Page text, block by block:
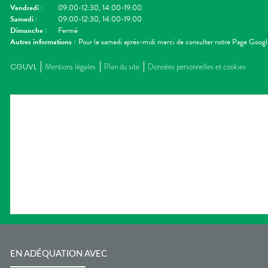
Vendredi :
09:00-12:30, 14:00-19:00
Samedi :
09:00-12:30, 14:00-19:00
Dimanche :
Fermé
Autres informations : Pour le samedi après-midi merci de consulter notre Page
CGUVL Mentions légales Plan du site Données personnelles et cookies
EN ADÉQUATION AVEC